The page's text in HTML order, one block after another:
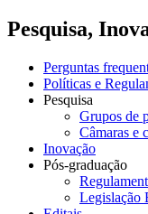
Pesquisa,
Perguntas
Políticas e
Pesquisa
Grupos de
Câmaras e
Inovação
Pós-graduação
Legislação